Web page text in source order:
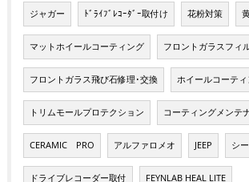
ジャガー ﾄﾞﾗｲﾌﾞﾚｺｰﾀﾞｰ取付け 花粉対策
マットホイールコーティング フロントガラスフィ
フロントガラス飛び石修理･交換 ホイールコーテ
トリムモールプロテクション コーティングメンテ
CERAMIC PRO アルファロメオ JEEP シ
ドライブレコーダー取付 FEYNLAB HEAL LITE